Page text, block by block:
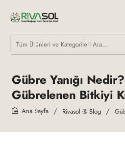
Tüm
Ürünleri
Kategorileri
Ara...
Gübre Yanığı
Gübrelenen Bitkiyi
Rivasol ® Blog